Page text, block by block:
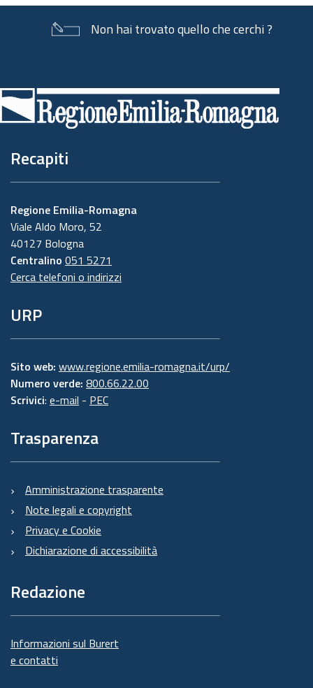
Non hai trovato quello che cerchi ?
di
pagina
Recapiti
Regione Emilia-Romagna
Viale Aldo Moro, 52
40127 Bologna
Centralino 051 5271
Cerca telefoni o indirizzi
URP
Sito web: www.regione.emilia-romagna.it/urp/
Numero verde: 800.66.22.00
Scrivici: e-mail - PEC
Trasparenza
Amministrazione trasparente
Note legali e copyright
Privacy e Cookie
Dichiarazione di accessibilità
Redazione
Informazioni sul Burert
e contatti